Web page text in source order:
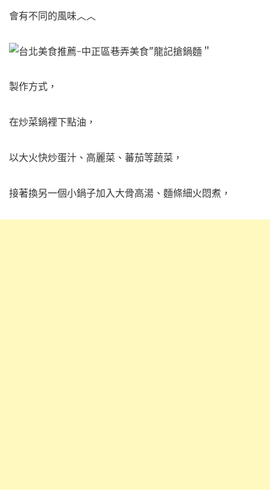
會有不同的風味︿︿
製作方式，
在炒菜鍋裡下點油，
以大火快炒蛋汁、高麗菜、蕃茄等蔬菜，
接著換另一個小鍋子加入大骨高湯、麵條細火悶煮，